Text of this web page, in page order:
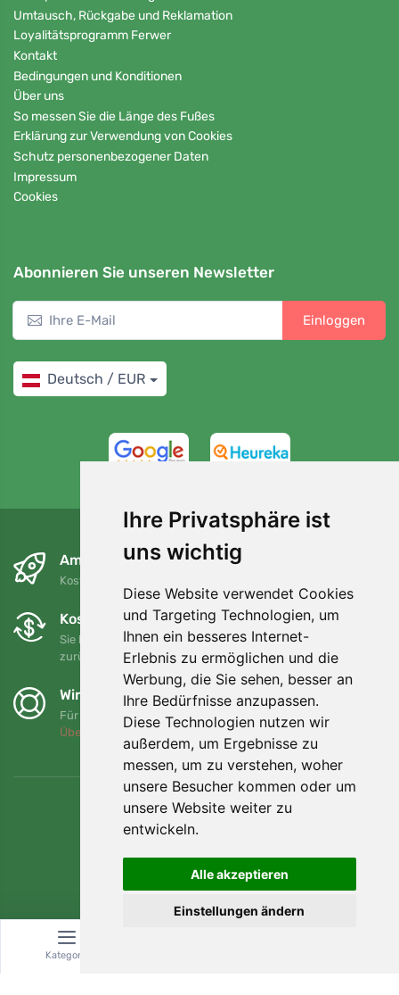
Ihre Privatsphäre ist
uns wichtig
Diese Website verwendet Cookies
und Targeting Technologien, um
Ihnen ein besseres Internet-
Erlebnis zu ermöglichen und die
Werbung, die Sie sehen, besser an
Ihre Bedürfnisse anzupassen.
Diese Technologien nutzen wir
außerdem, um Ergebnisse zu
messen, um zu verstehen, woher
unsere Besucher kommen oder um
unsere Website weiter zu
entwickeln.
Alle akzeptieren
Einstellungen ändern
Umtausch, Rückgabe und Reklamation
Loyalitätsprogramm Ferwer
Kontakt
Bedingungen und Konditionen
Über uns
So messen Sie die Länge des Fußes
Erklärung zur Verwendung von Cookies
Schutz personenbezogener Daten
Impressum
Cookies
Abonnieren Sie unseren Newsletter
Einloggen
Deutsch / EUR
Am nächsten Tag und kostenlos
Kostenloser Versand für Bestellungen über 80 EUR
Kostenloser Umtausch und Rückgabe
Sie können Ihre Bestellung jederzeit innerhalb von 90 Tagen
zurückgeben oder umtauschen.
Wir unterstützen Trees.org
Für jede Bestellung pflanzen wir einen Baum! Mehr lesen
Über uns
Kategorie